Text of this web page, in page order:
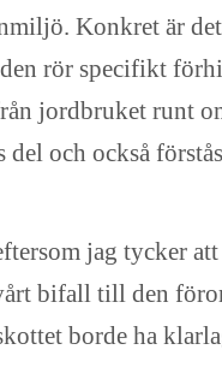
Konkret är
rör specifikt
jordbruket runt
och också
jag tycker
bifall till den
borde ha